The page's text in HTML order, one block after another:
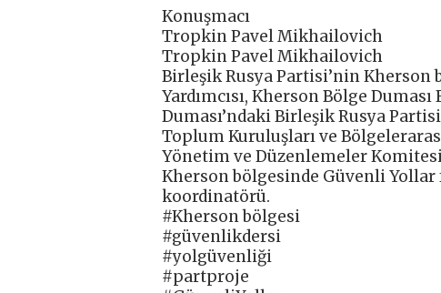
Konuşmacı
Tropkin Pavel Mikhailovich
Tropkin Pavel Mikhailovich
Birleşik Rusya Partisi’nin
Yardımcısı, Kherson Bölge
Duması’ndaki Birleşik Rusya
Toplum Kuruluşları ve
Yönetim ve Düzenlemeler
Kherson bölgesinde Güvenli
koordinatörü.
#Kherson bölgesi
#güvenlikdersi
#yolgüvenliği
#partproje